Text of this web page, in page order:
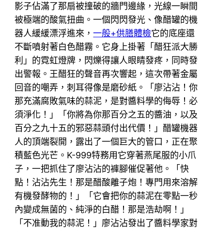
影子佔滿了那扇被撞破的牆門邊緣，光線一瞬間
被極端的酸氣扭曲。一個閃閃發光、像醋罐的機
器人緩緩漂浮進來，一般+供膳體檢它的底座還
不斷噴射著白色醋霧。它身上掛著「醋狂派大勝
利」的霓虹燈牌，閃爍得讓人眼睛發疼，同時發
出警報。王醋狂的聲音再次響起，這次帶著金屬
回音的嘲弄，刺耳得像是磨砂紙。「廖沾沾！你
那充滿腐敗氣味的蒜泥，是對醬料學的侮辱！必
須淨化！」「你將為你那百分之五的醬油，以及
百分之九十五的邪惡蒜頭付出代價！」醋罐機器
人的頂端裂開，露出了一個巨大的管口，正在聚
積藍色光芒。K-999特務用它穿著燕尾服的小爪
子，一把抓住了廖沾沾的褲腳催促著他。「快
點！沾沾先生！那是醋酸離子炮！專門用來溶解
有機發酵物的！」「它會把你的蒜泥在零點一秒
內變成無菌的、純淨的白醋！那是浩劫啊！」
「不准動我的蒜泥！」廖沾沾發出了醬料學家對